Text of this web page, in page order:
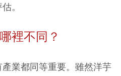
。
裡不同？
業都同等重要。雖然洋芋